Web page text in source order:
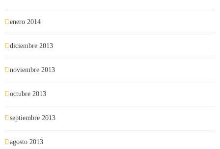
enero 2014
diciembre 2013
noviembre 2013
octubre 2013
septiembre 2013
agosto 2013